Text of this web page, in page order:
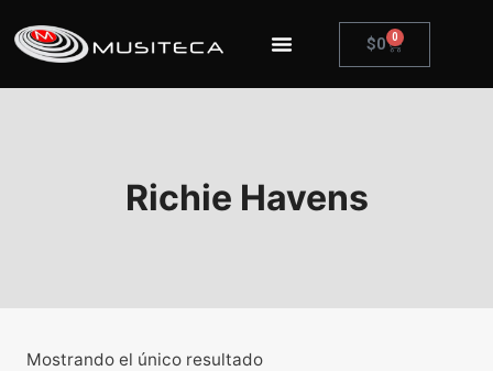
$0 0
Richie Havens
Mostrando el único resultado